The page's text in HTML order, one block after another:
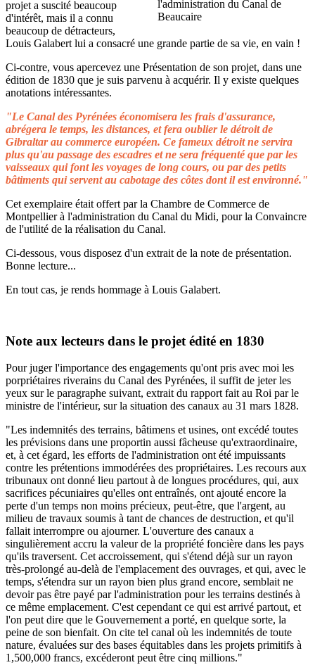
projet a suscité beaucoup
d'intérêt, mais il a connu
beaucoup de détracteurs,
Louis Galabert lui a consacré une grande partie de sa vie, en vain !
Ci-contre, vous apercevez une Présentation de son projet, dans une
édition de 1830 que je suis parvenu à acquérir. Il y existe quelques
anotations intéressantes.
"Le Canal des Pyrénées économisera les frais d'assurance,
abrégera le temps, les distances, et fera oublier le détroit de
Gibraltar au commerce européen. Ce fameux détroit ne servira
plus qu'au passage des escadres et ne sera fréquenté que par les
vaisseaux qui font les voyages de long cours, ou par des petits
bâtiments qui servent au cabotage des côtes dont il est environné."
Cet exemplaire était offert par la Chambre de Commerce de
Montpellier à l'administration du Canal du Midi, pour la Convaincre
de l'utilité de la réalisation du Canal.
Ci-dessous, vous disposez d'un extrait de la note de présentation.
Bonne lecture...
En tout cas, je rends hommage à Louis Galabert.
Note aux lecteurs dans le projet édité en 1830
Pour juger l'importance des engagements qu'ont pris avec moi les
porpriétaires riverains du Canal des Pyrénées, il suffit de jeter les
yeux sur le paragraphe suivant, extrait du rapport fait au Roi par le
ministre de l'intérieur, sur la situation des canaux au 31 mars 1828.
"Les indemnités des terrains, bâtimens et usines, ont excédé toutes
les prévisions dans une proportin aussi fâcheuse qu'extraordinaire,
et, à cet égard, les efforts de l'administration ont été impuissants
contre les prétentions immodérées des propriétaires. Les recours aux
tribunaux ont donné lieu partout à de longues procédures, qui, aux
sacrifices pécuniaires qu'elles ont entraînés, ont ajouté encore la
perte d'un temps non moins précieux, peut-être, que l'argent, au
milieu de travaux soumis à tant de chances de destruction, et qu'il
fallait interrompre ou ajourner. L'ouverture des canaux a
singulièrement accru la valeur de la propriété foncière dans les pays
qu'ils traversent. Cet accroissement, qui s'étend déjà sur un rayon
très-prolongé au-delà de l'emplacement des ouvrages, et qui, avec le
temps, s'étendra sur un rayon bien plus grand encore, semblait ne
devoir pas être payé par l'administration pour les terrains destinés à
ce même emplacement. C'est cependant ce qui est arrivé partout, et
l'on peut dire que le Gouvernement a porté, en quelque sorte, la
peine de son bienfait. On cite tel canal où les indemnités de toute
nature, évaluées sur des bases équitables dans les projets primitifs à
1,500,000 francs, excéderont peut être cinq millions."